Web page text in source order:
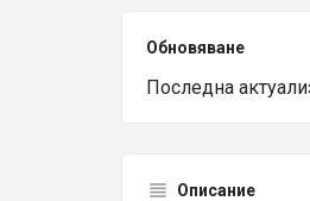
Обновяване
Последна
Описание